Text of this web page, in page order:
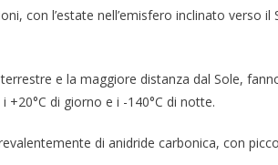
con l’estate nell’emisfero inclinato verso il
e la maggiore distanza dal Sole,
di giorno e i -140°C di notte.
di anidride carbonica, con